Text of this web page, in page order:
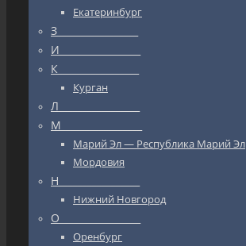
Екатеринбург
З_________________
И_________________
К_________________
Курган
Л_________________
М_________________
Марий Эл — Республика Марий Эл
Мордовия
Н_________________
Нижний Новгород
О_________________
Оренбург